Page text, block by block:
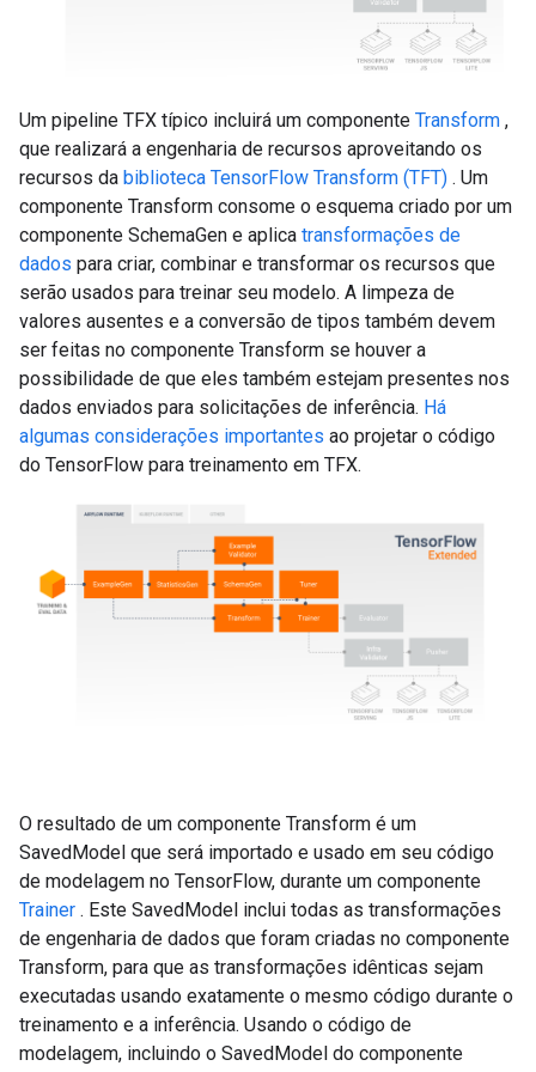
Um pipeline TFX típico incluirá um componente Transform ,
que realizará a engenharia de recursos aproveitando os
recursos da biblioteca TensorFlow Transform (TFT) . Um
componente Transform consome o esquema criado por um
componente SchemaGen e aplica transformações de
dados para criar, combinar e transformar os recursos que
serão usados ​​para treinar seu modelo. A limpeza de
valores ausentes e a conversão de tipos também devem
ser feitas no componente Transform se houver a
possibilidade de que eles também estejam presentes nos
dados enviados para solicitações de inferência. Há
algumas considerações importantes ao projetar o código
do TensorFlow para treinamento em TFX.
O resultado de um componente Transform é um
SavedModel que será importado e usado em seu código
de modelagem no TensorFlow, durante um componente
Trainer . Este SavedModel inclui todas as transformações
de engenharia de dados que foram criadas no componente
Transform, para que as transformações idênticas sejam
executadas usando exatamente o mesmo código durante o
treinamento e a inferência. Usando o código de
modelagem, incluindo o SavedModel do componente